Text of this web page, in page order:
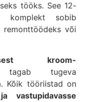
tööks. See 12-
komplekt sobib
remonttöödeks või
kroom-
tugeva
Kõik tööriistad on
vastupidavasse